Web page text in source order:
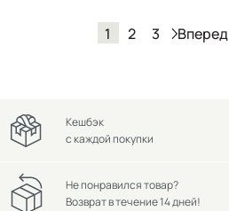
1 2 3 Вперед
Кешбэк
с каждой покупки
Не понравился товар?
Возврат в течение 14 дней!